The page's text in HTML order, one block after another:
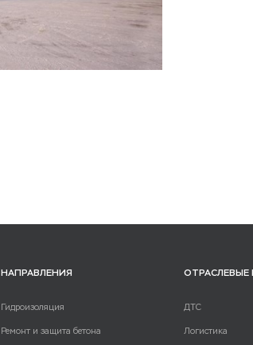
НАПРАВЛЕНИЯ
Гидроизоляция
Ремонт и защита бетона
ОТРАСЛЕВЫЕ
ДТС
Логистика